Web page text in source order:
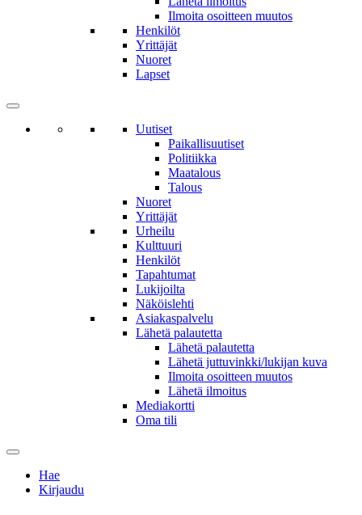
Ilmoita osoitteen muutos
Henkilöt
Yrittäjät
Nuoret
Lapset
Uutiset
Paikallisuutiset
Politiikka
Maatalous
Talous
Nuoret
Yrittäjät
Urheilu
Kulttuuri
Henkilöt
Tapahtumat
Lukijoilta
Näköislehti
Asiakaspalvelu
Lähetä palautetta
Lähetä palautetta
Lähetä juttuvinkki/lukijan kuva
Ilmoita osoitteen muutos
Lähetä ilmoitus
Mediakortti
Oma tili
Hae
Kirjaudu